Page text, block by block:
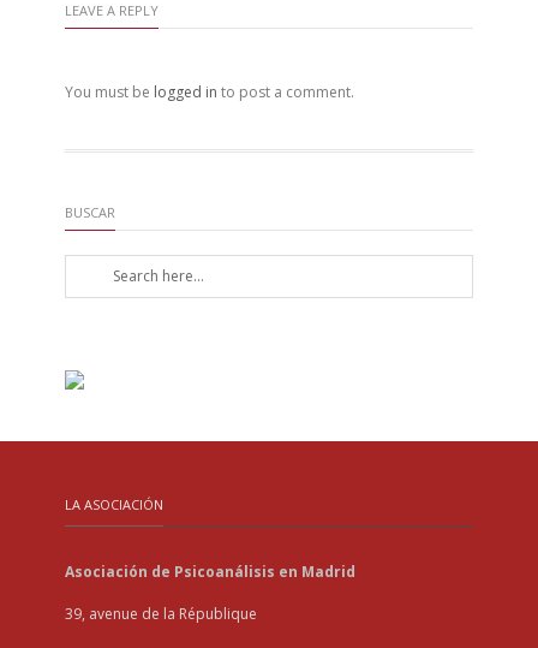
LEAVE A REPLY
You must be logged in to post a comment.
BUSCAR
LA ASOCIACIÓN
Asociación de Psicoanálisis en Madrid
39, avenue de la République